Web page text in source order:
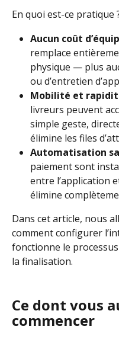
En quoi est-ce pratique
Aucun coût
remplace
physique — plus
ou d’entretien
Mobilité et
livreurs peuvent
simple geste,
élimine les files
Automatisation
paiement sont
entre l’application
élimine
Dans cet article, nous
comment configurer
fonctionne le
la finalisation.
Ce dont vous
commencer